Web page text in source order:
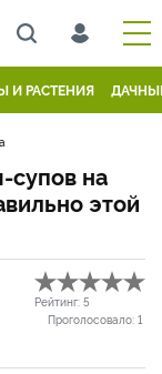
И РАСТЕНИЯ
супов на
этой
Рейтинг: 5
Проголосовало: 1